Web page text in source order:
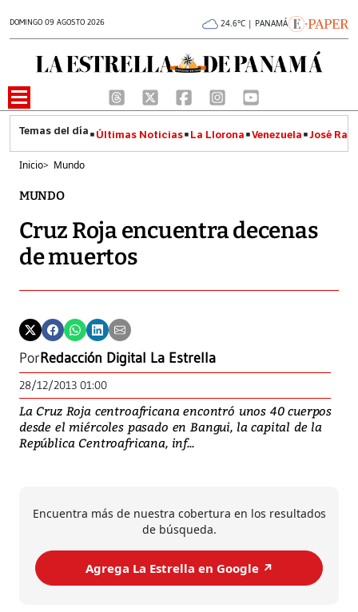
DOMINGO 09 AGOSTO 2026 24.6°C | PANAMÁ
Últimas Noticias La Llorona Venezuela José
Inicio> Mundo
MUNDO
Cruz Roja encuentra decenas
de muertos
PorRedacción Digital La Estrella
28/12/2013 01:00
La Cruz Roja centroafricana encontró unos 40 cuerpos
desde el miércoles pasado en Bangui, la capital de la
República Centroafricana, inf...
Encuentra más de nuestra cobertura en los resultados
de búsqueda.
Agrega La Estrella en Google ↗️